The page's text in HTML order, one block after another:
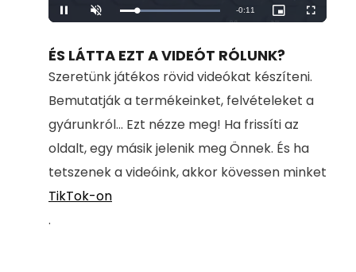
Pause Unmute Loaded:
100.00%
Remaining
-0:11
Picture-
in-
Fullscreen
ÉS LÁTTA EZT A VIDEÓT RÓLUNK?
Szeretünk játékos rövid videókat készíteni.
Bemutatják a termékeinket, felvételeket a
gyárunkról... Ezt nézze meg! Ha frissíti az
oldalt, egy másik jelenik meg Önnek. És ha
tetszenek a videóink, akkor kövessen minket
TikTok-on
.